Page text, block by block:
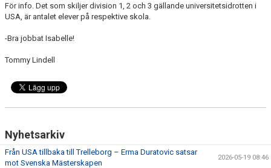
För info. Det som skiljer division 1, 2 och 3 gällande universitetsidrotten i
USA, är antalet elever på respektive skola.
-Bra jobbat Isabelle!
Tommy Lindell
Nyhetsarkiv
Från USA tillbaka till Trelleborg – Erma Duratovic satsar
mot Svenska Mästerskapen
2026-05-19 08:46